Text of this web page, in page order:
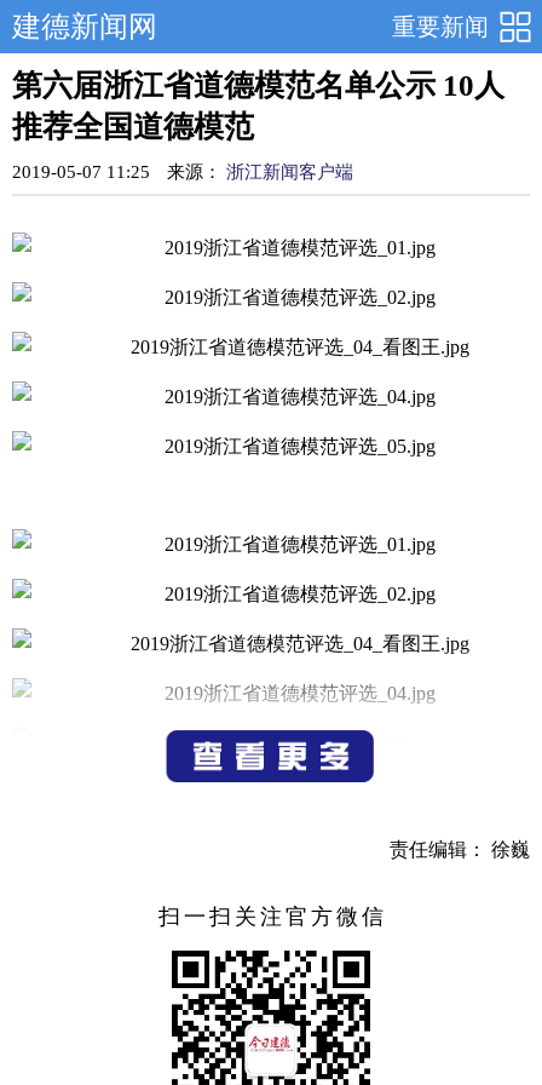
重要新闻
建德新闻网
第六届浙江省道德模范名单公示 10人
推荐全国道德模范
2019-05-07 11:25 来源： 浙江新闻客户端
责任编辑： 徐巍
扫一扫关注官方微信